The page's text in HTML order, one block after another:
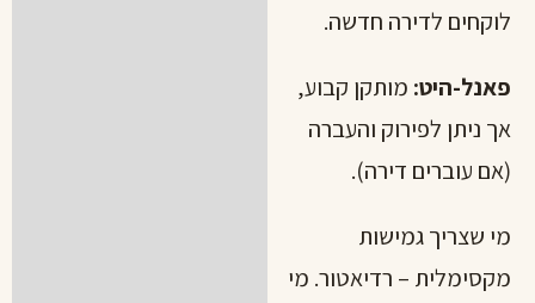
לוקחים לדירה חדשה.
פאנל-היט: מותקן קבוע,
אך ניתן לפירוק והעברה
(אם עוברים דירה).
מי שצריך גמישות
מקסימלית – רדיאטור. מי